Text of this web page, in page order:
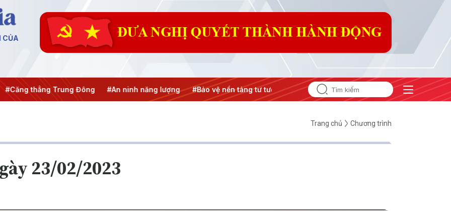
CỦA
Trung Đông #An ninh năng lượng #Bảo vệ nền tảng tư tưởng của Đảng #Hội nghị Trung ương 3
Trang chủ Chương trình
23/02/2023